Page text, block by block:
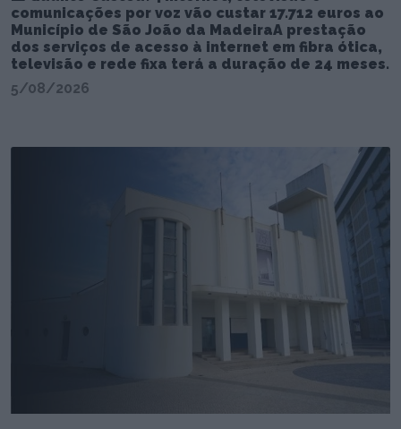
comunicações por voz vão custar 17.712 euros ao
Município de São João da MadeiraA prestação
dos serviços de acesso à internet em fibra ótica,
televisão e rede fixa terá a duração de 24 meses.
5/08/2026